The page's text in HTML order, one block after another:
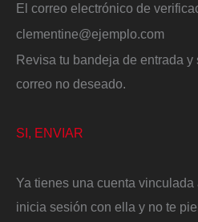
El correo electrónico de
clementine@ejemplo.com
Revisa tu bandeja de entrada y
correo no deseado.
SI, ENVIAR
Ya tienes una cuenta vinculada
inicia sesión con ella y no te